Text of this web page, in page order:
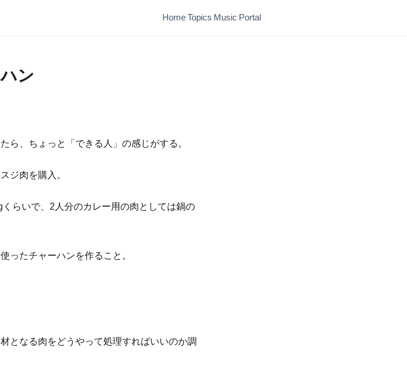
HomeTopics Music Portal
ン
ら、ちょっと「できる人」の感じがする。
ジ肉を購入。
らいで、2人分のカレー用の肉としては鍋の
ったチャーハンを作ること。
となる肉をどうやって処理すればいいのか調